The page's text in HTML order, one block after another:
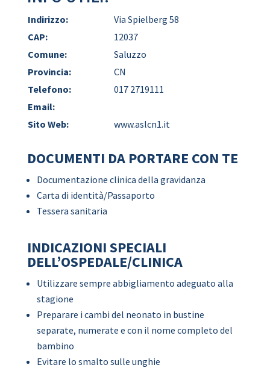
Indirizzo:
Via Spielberg 58
CAP:
12037
Comune:
Saluzzo
Provincia:
CN
Telefono:
017 2719111
Email:
Sito Web:
www.aslcn1.it
DOCUMENTI DA PORTARE CON TE
Documentazione clinica della gravidanza
Carta di identità/Passaporto
Tessera sanitaria
INDICAZIONI SPECIALI
DELL’OSPEDALE/CLINICA
Utilizzare sempre abbigliamento adeguato alla
stagione
Preparare i cambi del neonato in bustine
separate, numerate e con il nome completo del
bambino
Evitare lo smalto sulle unghie